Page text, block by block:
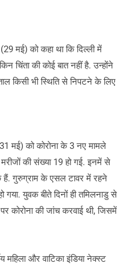
मई) को कहा था कि दिल्ली में
चिंता की कोई बात नहीं है. उन्होंने
किसी भी स्थिति से निपटने के लिए
मई) को कोरोना के 3 नए मामले
की संख्या 19 हो गई. इनमें से
हैं. गुरुग्राम के एसल टावर में रहने
गया. युवक बीते दिनों ही तमिलनाडु से
कोरोना की जांच करवाई थी, जिसमें
महिला और वाटिका इंडिया नेक्स्ट